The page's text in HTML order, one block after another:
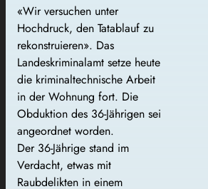
«Wir versuchen unter
Hochdruck, den Tatablauf zu
rekonstruieren». Das
Landeskriminalamt setze heute
die kriminaltechnische Arbeit
in der Wohnung fort. Die
Obduktion des 36-Jährigen sei
angeordnet worden.
Der 36-Jährige stand im
Verdacht, etwas mit
Raubdelikten in einem